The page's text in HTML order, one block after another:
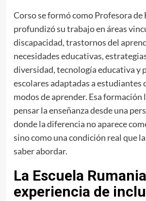
Corso se formó como Profesora
profundizó su trabajo en áreas
discapacidad, trastornos del
necesidades educativas,
diversidad, tecnología educativa y
escolares adaptadas a estudiantes
modos de aprender. Esa
pensar la enseñanza desde una
donde la diferencia no aparece
sino como una condición real que
saber abordar.
La Escuela
experiencia de